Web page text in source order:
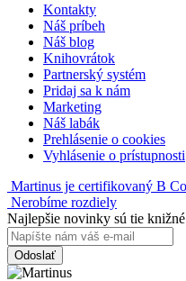
Kontakty
Náš príbeh
Náš blog
Knihovrátok
Partnerský systém
Pridaj sa k nám
Marketing
Náš labák
Prehlásenie o cookies
Vyhlásenie o prístupnosti
Martinus je certifikovaný B
Nerobíme rozdiely
Najlepšie novinky sú tie
Odoslať